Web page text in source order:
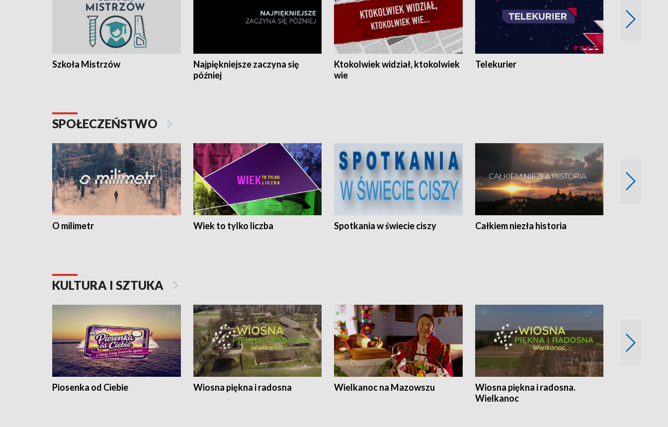
Szkoła Mistrzów
Najpiękniejsze zaczyna się
później
Ktokolwiek widział, ktokolwiek
wie
Telekurier
SPOŁECZEŃSTWO
O milimetr Wiek to tylko liczba Spotkania w świecie ciszy Całkiem niezła historia
KULTURA I SZTUKA
Piosenka od Ciebie Wiosna piękna i radosna Wielkanoc na Mazowszu
Wiosna piękna i radosna.
Wielkanoc